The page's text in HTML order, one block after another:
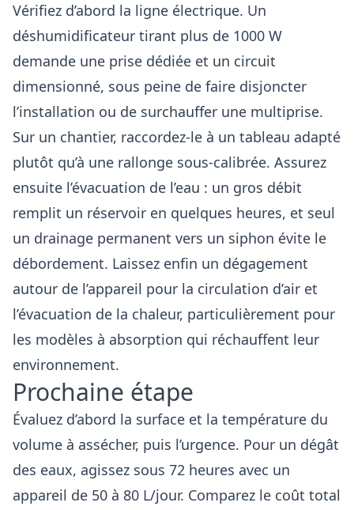
Vérifiez d’abord la ligne électrique. Un
déshumidificateur tirant plus de 1000 W
demande une prise dédiée et un circuit
dimensionné, sous peine de faire disjoncter
l’installation ou de surchauffer une multiprise.
Sur un chantier, raccordez-le à un tableau adapté
plutôt qu’à une rallonge sous-calibrée. Assurez
ensuite l’évacuation de l’eau : un gros débit
remplit un réservoir en quelques heures, et seul
un drainage permanent vers un siphon évite le
débordement. Laissez enfin un dégagement
autour de l’appareil pour la circulation d’air et
l’évacuation de la chaleur, particulièrement pour
les modèles à absorption qui réchauffent leur
environnement.
Prochaine étape
Évaluez d’abord la surface et la température du
volume à assécher, puis l’urgence. Pour un dégât
des eaux, agissez sous 72 heures avec un
appareil de 50 à 80 L/jour. Comparez le coût total